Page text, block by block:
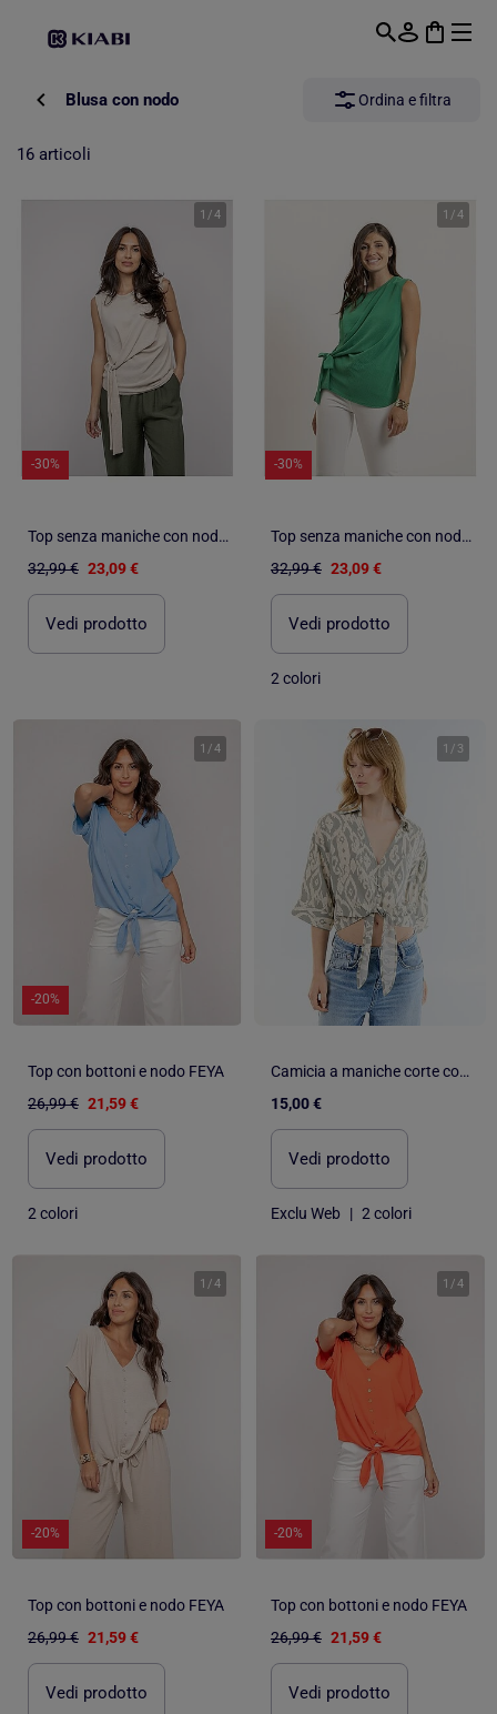
Blusa con nodo Ordina e filtra
16 articoli
1 /4
-30%
Top senza maniche con nodo FELIZE
32,99 € 23,09 €
Vedi prodotto
1 /4
-30%
Top senza maniche con nodo FELIZE
32,99 € 23,09 €
Vedi prodotto
2 colori
1 /4
-20%
Top con bottoni e nodo FEYA
26,99 € 21,59 €
Vedi prodotto
2 colori
1 / 3
Camicia a maniche corte con nodo in vita
15,00 €
Vedi prodotto
Exclu Web | 2 colori
1 /4
-20%
Top con bottoni e nodo FEYA
26,99 € 21,59 €
Vedi prodotto
1 /4
-20%
Top con bottoni e nodo FEYA
26,99 € 21,59 €
Vedi prodotto